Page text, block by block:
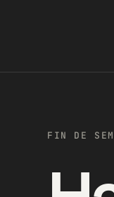
FIN DE